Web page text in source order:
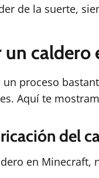
de la suerte,
un
un proceso
Aquí te
del
en Minecraft,